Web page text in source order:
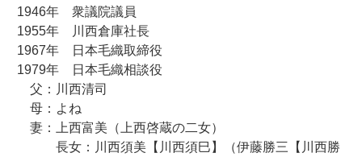
1946年 衆議院議員
1955年 川西倉庫社長
1967年 日本毛織取締役
1979年 日本毛織相談役
父：川西清司
母：よね
妻：上西富美（上西啓蔵の二女）
長女：川西須美【川西須巳】（伊藤勝三【川西勝